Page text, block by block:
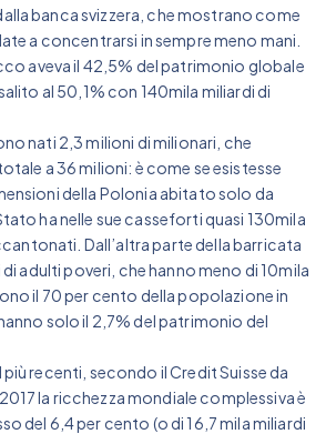
banca svizzera, che mostrano come
a concentrarsi in sempre meno mani.
aveva il 42,5% del patrimonio globale
al 50,1% con 140mila miliardi di
nati 2,3 milioni di milionari, che
a 36 milioni: è come se esistesse
della Polonia abitato solo da
ha nelle sue casseforti quasi 130mila
Dall’altra parte della barricata
adulti poveri, che hanno meno di 10mila
il 70 per cento della popolazione in
solo il 2,7% del patrimonio del
recenti, secondo il Credit Suisse da
la ricchezza mondiale complessiva è
del 6,4 per cento (o di 16,7 mila miliardi